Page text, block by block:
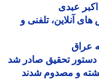
عبدی
تلفنی و
تحقیق صادر شد